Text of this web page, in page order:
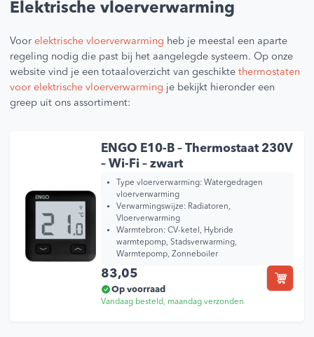
Elektrische vloerverwarming
Voorelektrische vloerverwarming heb je meestal een aparte
regeling nodig die past bij het aangelegde systeem. Op onze
website vind je een totaaloverzicht van geschiktethermostaten
voor elektrische vloerverwarming je bekijkt hieronder een
greep uit ons assortiment:
ENGO E10-B – Thermostaat 230V
– Wi-Fi – zwart
Type vloerverwarming: Watergedragen
vloerverwarming
Verwarmingswijze: Radiatoren,
Vloerverwarming
Warmtebron: CV-ketel, Hybride
warmtepomp, Stadsverwarming,
Warmtepomp, Zonneboiler
83,05
Op voorraad
Vandaag besteld, maandag verzonden